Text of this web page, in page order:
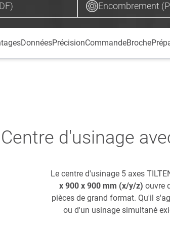
Encombrement
DonnéesPrécisionCommandeBroche
Centre d'usinage
Le centre d'usinage 5 axes
x 900 x 900 mm (x/y/z) ouvre
pièces de grand format. Qu'il
ou d'un usinage simultané